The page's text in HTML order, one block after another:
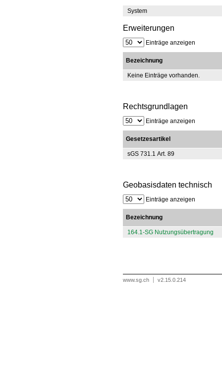
System
Erweiterungen
Einträge anzeigen
Bezeichnung
Keine Einträge vorhanden.
Rechtsgrundlagen
Einträge anzeigen
Gesetzesartikel
sGS 731.1 Art. 89
Geobasisdaten technisch
Einträge anzeigen
Bezeichnung
164.1-SG Nutzungsübertragung
www.sg.ch v2.15.0.214